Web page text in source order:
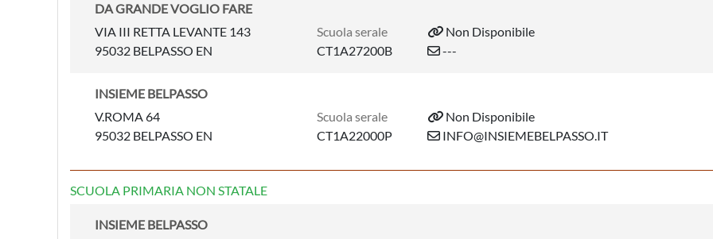
DA GRANDE VOGLIO FARE
VIA III RETTA LEVANTE 143
95032 BELPASSO EN
Scuola serale
CT1A27200B
Non Disponibile
---
INSIEME BELPASSO
V.ROMA 64
95032 BELPASSO EN
Scuola serale
CT1A22000P
Non Disponibile
INFO@INSIEMEBELPASSO.IT
SCUOLA PRIMARIA NON STATALE
INSIEME BELPASSO